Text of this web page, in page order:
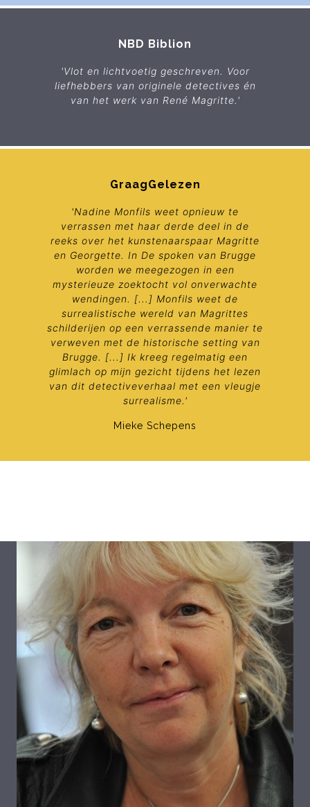
NBD Biblion
'Vlot en lichtvoetig geschreven. Voor
liefhebbers van originele detectives én
van het werk van René Magritte.'
GraagGelezen
'Nadine Monfils weet opnieuw te
verrassen met haar derde deel in de
reeks over het kunstenaarspaar Magritte
en Georgette. In De spoken van Brugge
worden we meegezogen in een
mysterieuze zoektocht vol onverwachte
wendingen. [...] Monfils weet de
surrealistische wereld van Magrittes
schilderijen op een verrassende manier te
verweven met de historische setting van
Brugge. [...] Ik kreeg regelmatig een
glimlach op mijn gezicht tijdens het lezen
van dit detectiveverhaal met een vleugje
surrealisme.'
Mieke Schepens